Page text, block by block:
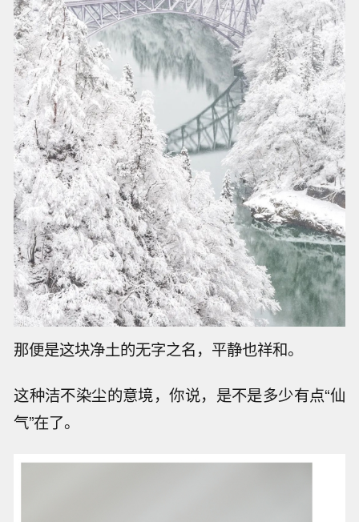
那便是这块净土的无字之名，平静也祥和。
这种洁不染尘的意境，你说，是不是多少有点“仙
气”在了。